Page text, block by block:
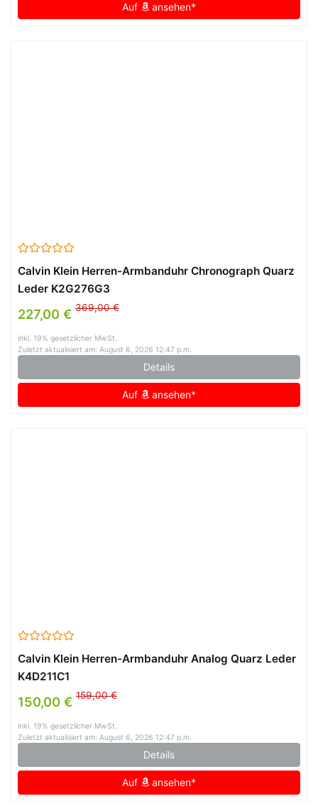
Auf ansehen*
Calvin Klein Herren-Armbanduhr Chronograph Quarz
Leder K2G276G3
227,00 € 369,00 €
inkl. 19% gesetzlicher MwSt.
Zuletzt aktualisiert am: August 6, 2026 12:47 p.m.
Details
Auf ansehen*
Calvin Klein Herren-Armbanduhr Analog Quarz Leder
K4D211C1
150,00 € 159,00 €
inkl. 19% gesetzlicher MwSt.
Zuletzt aktualisiert am: August 6, 2026 12:47 p.m.
Details
Auf ansehen*